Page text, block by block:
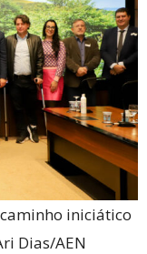
iniciático
Dias/AEN